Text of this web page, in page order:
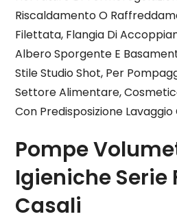
Pompe
Igieniche Serie
Casali